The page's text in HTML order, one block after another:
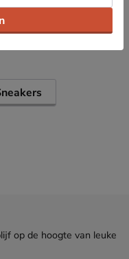
op de hoogte van leuke